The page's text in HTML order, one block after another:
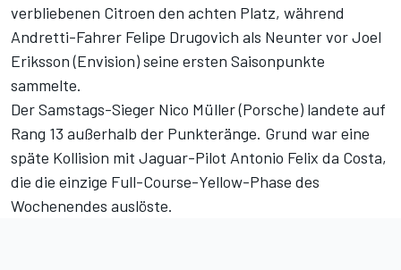
verbliebenen Citroen den achten Platz, während
Andretti-Fahrer Felipe Drugovich als Neunter vor Joel
Eriksson (Envision) seine ersten Saisonpunkte
sammelte.
Der Samstags-Sieger Nico Müller (Porsche) landete auf
Rang 13 außerhalb der Punkteränge. Grund war eine
späte Kollision mit Jaguar-Pilot Antonio Felix da Costa,
die die einzige Full-Course-Yellow-Phase des
Wochenendes auslöste.